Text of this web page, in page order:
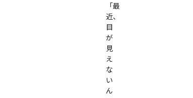
「最
近、
目
が
見
え
な
い
ん